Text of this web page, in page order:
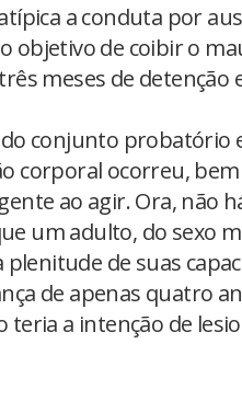
a conduta por
objetivo de coibir o
meses de
do conjunto probatório
corporal ocorreu,
ao agir. Ora, não
um adulto, do sexo
plenitude de suas
de apenas quatro
a intenção de